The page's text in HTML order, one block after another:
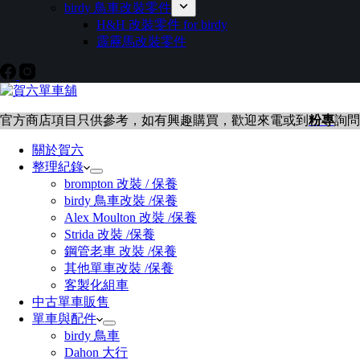
birdy 鳥車改裝零件
H&H 改裝零件 for birdy
霹靂馬改裝零件
官方商店項目只供參考，如有興趣購買，歡迎來電或到 粉專詢
關於賀六
整理紀錄
brompton 改裝 / 保養
birdy 鳥車改裝 /保養
Alex Moulton 改裝 /保養
Strida 改裝 /保養
鋼管老車 改裝 /保養
其他單車改裝 /保養
客製化組車
中古單車販售
單車與配件
birdy 鳥車
Dahon 大行